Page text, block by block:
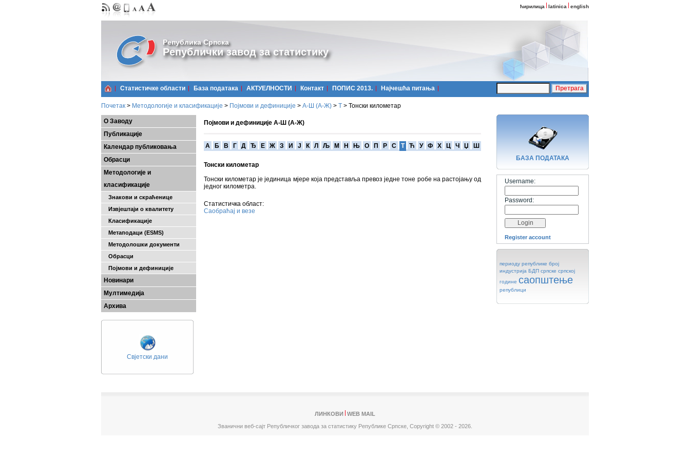
ћирилица latinica english
Република Српска
Републички завод за статистику
Статистичке области Базa података АКТУЕЛНОСТИ Контакт ПОПИС 2013. Најчешћa питања
Почетак > Методологије и класификације > Појмови и дефиниције > А-Ш (A-Ж) > Т > Тонски километар
О Заводу
Публикације
Календар публиковања
Обрасци
Методологије и
класификације
Знакови и скраћенице
Извјештаји о квалитету
Класификације
Метаподаци (ESMS)
Методолошки документи
Обрасци
Појмови и дефиниције
Новинари
Мултимедија
Архива
Свјетски дани
Појмови и дефиниције А-Ш (А-Ж)
A Б В Г Д Ђ Е Ж З И Ј К Л Љ М Н Њ О П Р С Т Ћ У Ф Х Ц Ч Џ Ш
Тонски километар
Тонски километар је јединица мјере која представља превоз једне тоне робе на растојању од
једног километра.
Статистичка област:
Саобраћај и везе
БАЗA ПОДАТАКА
Username:
Password:
Register account
периоду републике број
индустрија БДП српске српској
године саопштење
републици
ЛИНКОВИ
WEB MAIL
Званични веб-сајт Републичког завода за статистику Републике Српске, Copyright © 2002 - 2026.